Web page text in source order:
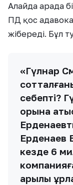
Алайда арада
ПД қос
жібереді. Бұл
«Гүлнар
себепті?
қорына
Ерденаев
кезде 6
арқылы